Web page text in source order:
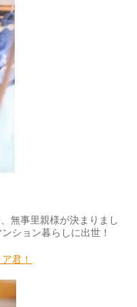
無事里親様が決まりまし
ション暮らしに出世！
君！